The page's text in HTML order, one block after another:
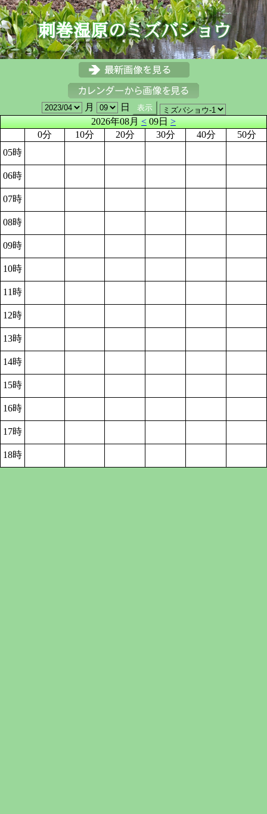
月
日
2026年08月<09日>
0分
10分 20分 30分 40分
50分
05時
06時
07時
08時
09時
10時
11時
12時
13時
14時
15時
16時
17時
18時